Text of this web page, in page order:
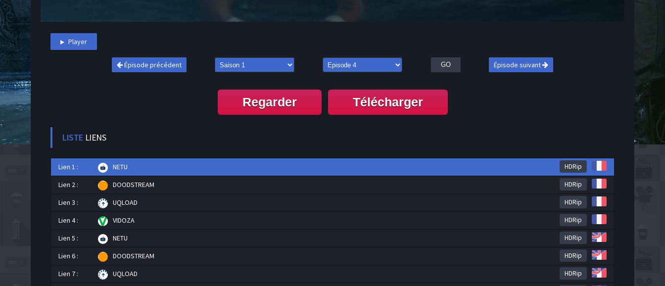
Player
Épisode précédent GO Épisode suivant
Regarder Télécharger
LISTE LIENS
Lien 1 : NETU HDRip
Lien 2 : DOODSTREAM HDRip
Lien 3 : UQLOAD HDRip
Lien 4 : VIDOZA HDRip
Lien 5 : NETU HDRip
Lien 6 : DOODSTREAM HDRip
Lien 7 : UQLOAD HDRip